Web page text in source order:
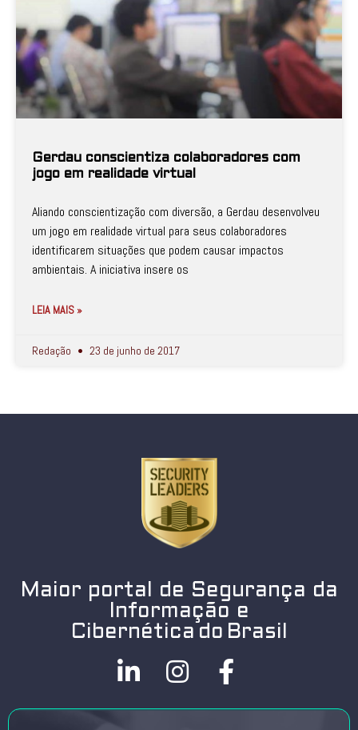
Gerdau conscientiza colaboradores com
jogo em realidade virtual
Aliando conscientização com diversão, a Gerdau desenvolveu
um jogo em realidade virtual para seus colaboradores
identificarem situações que podem causar impactos
ambientais. A iniciativa insere os
LEIA MAIS »
Redação 23 de junho de 2017
Maior portal de Segurança da
Informação e
Cibernética do Brasil